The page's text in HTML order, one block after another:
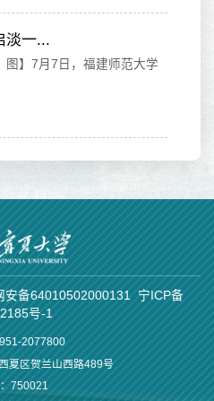
安备64010502000131
宁ICP备
号-1
2077800
夏区贺兰山西路489号
750021